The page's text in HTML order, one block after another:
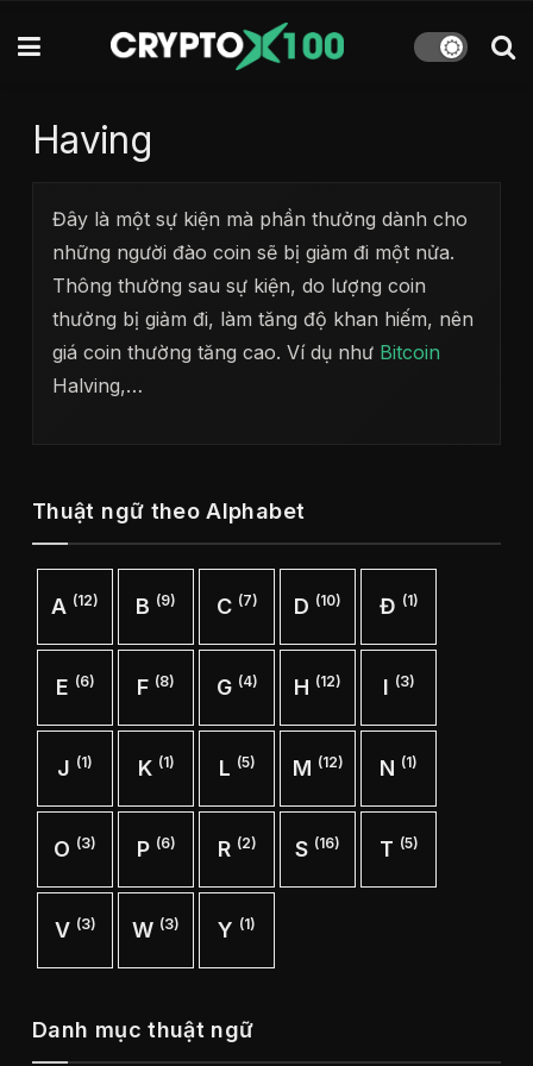
Having
Đây là một sự kiện mà phần thưởng dành cho
những người đào coin sẽ bị giảm đi một nửa.
Thông thường sau sự kiện, do lượng coin
thưởng bị giảm đi, làm tăng độ khan hiếm, nên
giá coin thường tăng cao. Ví dụ như Bitcoin
Halving,…
Thuật ngữ theo Alphabet
A (12) B (9) C (7) D (10) Đ (1)
E (6) F (8) G (4) H (12) I (3)
J (1) K (1) L (5) M (12) N (1)
O (3) P (6) R (2) S (16) T (5)
V (3) W (3) Y (1)
Danh mục thuật ngữ